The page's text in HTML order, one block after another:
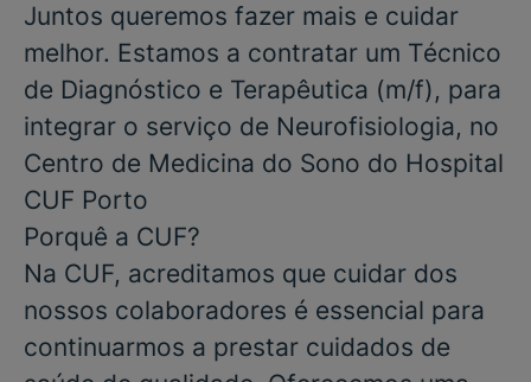
Juntos queremos fazer mais e cuidar
melhor. Estamos a contratar um Técnico
de Diagnóstico e Terapêutica (m/f), para
integrar o serviço de Neurofisiologia, no
Centro de Medicina do Sono do Hospital
CUF Porto
Porquê a CUF?
Na CUF, acreditamos que cuidar dos
nossos colaboradores é essencial para
continuarmos a prestar cuidados de